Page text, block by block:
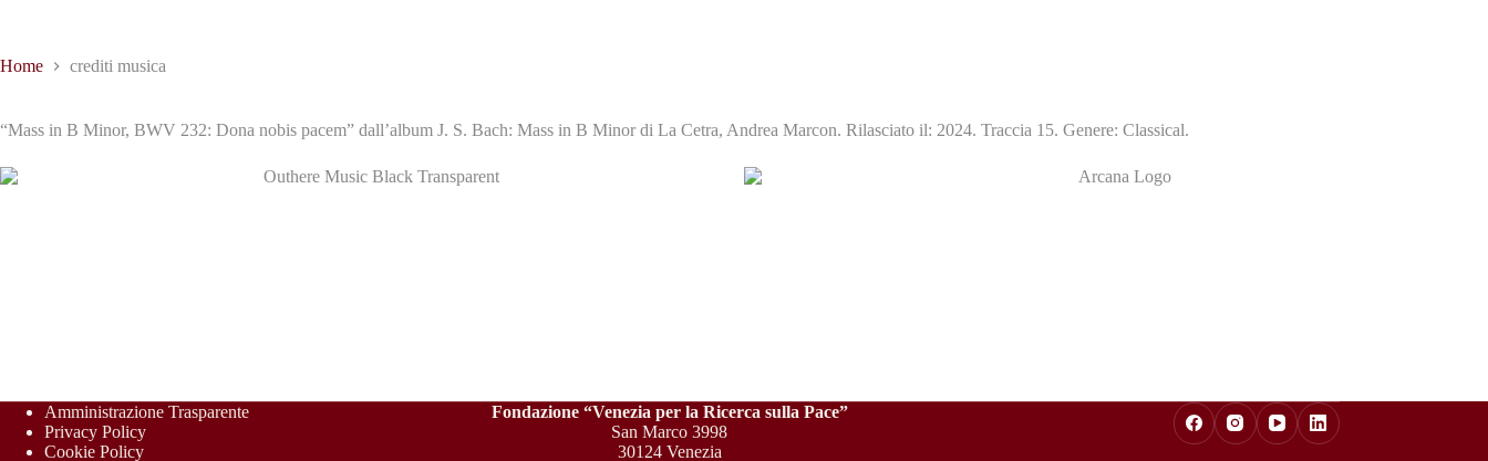
Home crediti musica
“Mass in B Minor, BWV 232: Dona nobis pacem” dall’album J. S. Bach: Mass in B Minor di La Cetra, Andrea Marcon. Rilasciato il: 2024. Traccia 15. Genere: Classical.
Amministrazione Trasparente
Privacy Policy
Cookie Policy
Fondazione “Venezia per la Ricerca sulla Pace”
San Marco 3998
30124 Venezia